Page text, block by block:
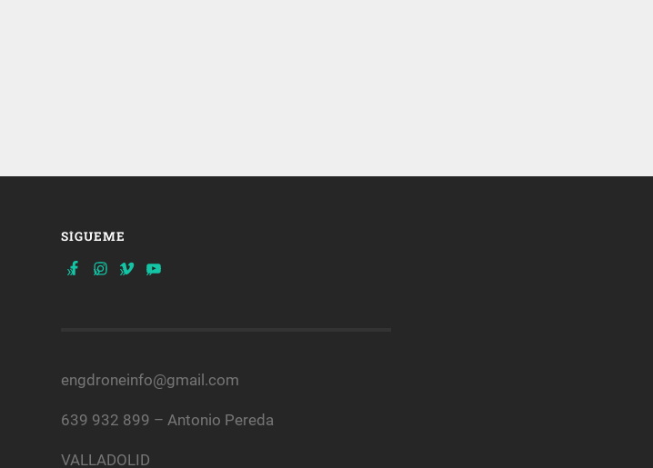
SÍGUEME
engdroneinfo@gmail.com
639 932 899 – Antonio Pereda
VALLADOLID